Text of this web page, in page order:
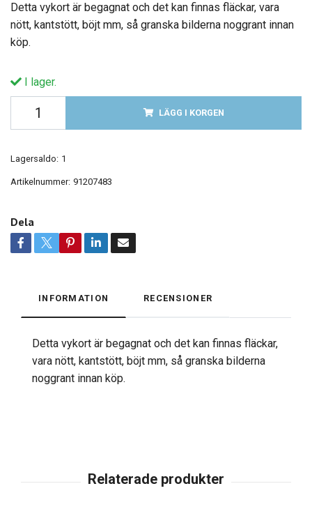
Detta vykort är begagnat och det kan finnas fläckar, vara
nött, kantstött, böjt mm, så granska bilderna noggrant innan
köp.
I lager.
LÄGG I KORGEN
Lagersaldo: 1
Artikelnummer: 91207483
Dela
INFORMATION RECENSIONER
Detta vykort är begagnat och det kan finnas fläckar,
vara nött, kantstött, böjt mm, så granska bilderna
noggrant innan köp.